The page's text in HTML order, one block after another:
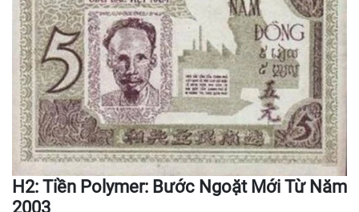
H2: Tiền Polymer: Bước Ngoặt Mới Từ Năm
2003